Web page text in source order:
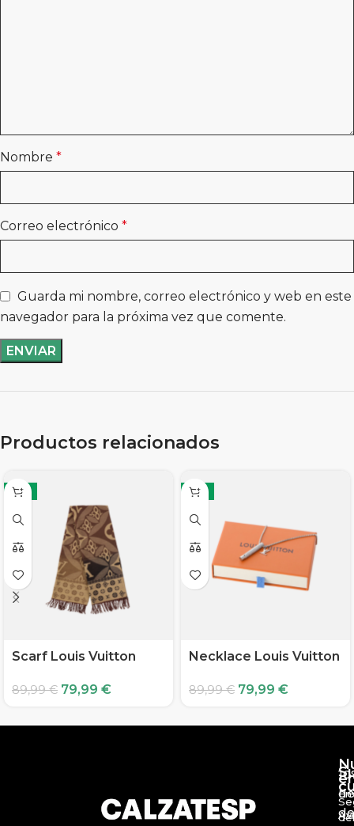
Nombre *
Correo electrónico *
Guarda mi nombre, correo electrónico y web en este
navegador para la próxima vez que comente.
Productos relacionados
-11%
Scarf Louis Vuitton
89,99€ 79,99 €
-11%
Necklace Louis Vuitton
89,99€ 79,99 €
de